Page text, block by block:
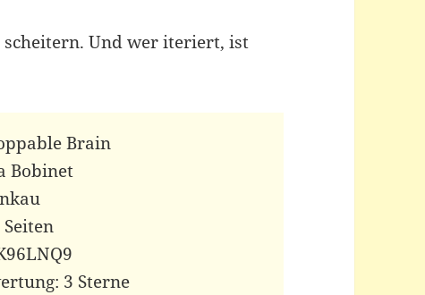
Und wer iteriert, ist
Brain
Bobinet
3 Sterne